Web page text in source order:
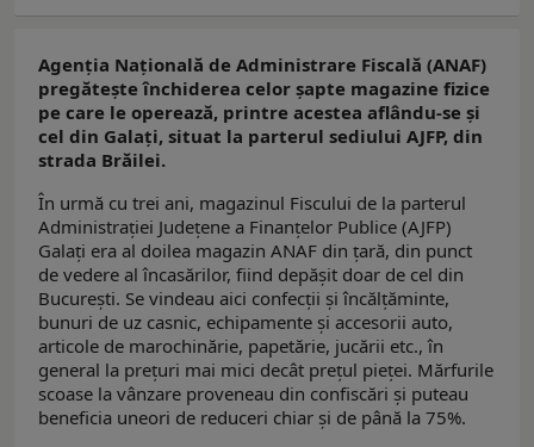
Agenția Națională de Administrare Fiscală (ANAF)
pregătește închiderea celor șapte magazine fizice
pe care le operează, printre acestea aflându-se și
cel din Galați, situat la parterul sediului AJFP, din
strada Brăilei.
În urmă cu trei ani, magazinul Fiscului de la parterul
Administrației Județene a Finanțelor Publice (AJFP)
Galați era al doilea magazin ANAF din țară, din punct
de vedere al încasărilor, fiind depășit doar de cel din
București. Se vindeau aici confecții și încălțăminte,
bunuri de uz casnic, echipamente şi accesorii auto,
articole de marochinărie, papetărie, jucării etc., în
general la prețuri mai mici decât prețul pieței. Mărfurile
scoase la vânzare proveneau din confiscări și puteau
beneficia uneori de reduceri chiar și de până la 75%.